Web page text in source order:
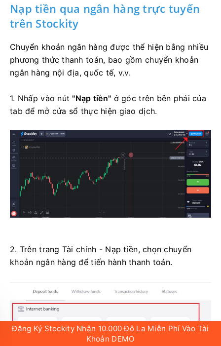
Nạp tiền qua ngân hàng trực tuyến
trên Stockity
Chuyển khoản ngân hàng được thể hiện bằng nhiều
phương thức thanh toán, bao gồm chuyển khoản
ngân hàng nội địa, quốc tế, v.v.
1. Nhấp vào nút "Nạp tiền" ở góc trên bên phải của
tab để mở cửa sổ thực hiện giao dịch.
2. Trên trang Tài chính - Nạp tiền, chọn chuyển
khoản ngân hàng để tiến hành thanh toán.
Đăng Ký Stockity Nhận 10.000 Đô La Miễn Phí Vào Tài
Khoản DEMO